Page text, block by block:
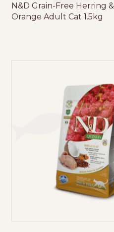
N&D Grain-Free Herring &
Orange Adult Cat 1.5kg